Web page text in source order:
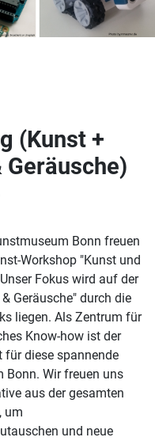
(Kunst +
Bonn freuen
Workshop "Kunst und
Fokus wird auf der
Geräusche" durch die
liegen. Als Zentrum für
Know-how ist der
für diese spannende
Bonn. Wir freuen uns
aus der gesamten
um
und neue